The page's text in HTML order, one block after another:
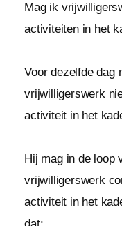
Mag ik
activiteiten in het
Voor dezelfde dag
vrijwilligerswerk
activiteit in het
Hij mag in de loop
vrijwilligerswerk
activiteit in het